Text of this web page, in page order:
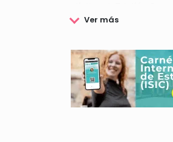
La Federación Española
económicas y puedan
Aquí te informamos de